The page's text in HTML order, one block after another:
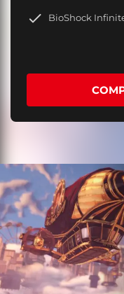
BioShock